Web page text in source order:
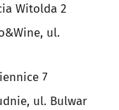
Witolda 2
ul.
7
ul. Bulwar